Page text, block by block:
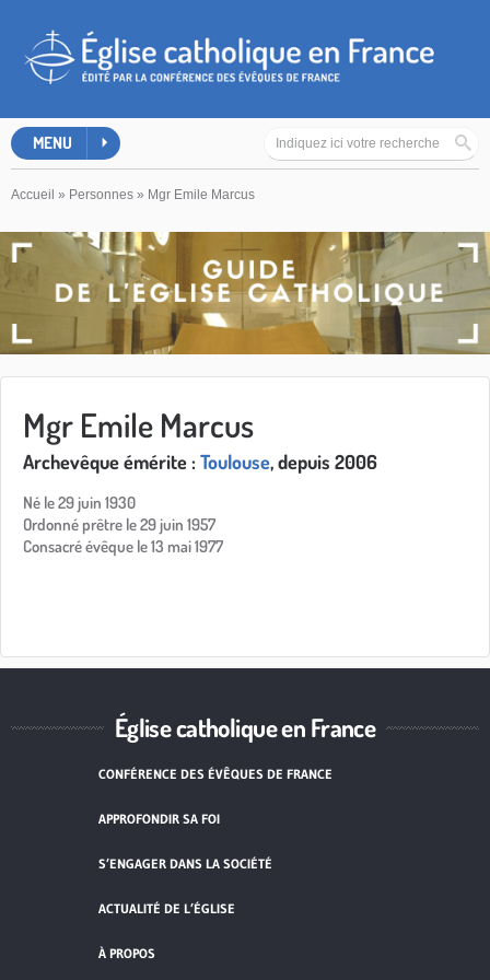
MENU
Accueil » Personnes » Mgr Emile Marcus
Mgr Emile Marcus
Archevêque émérite :Toulouse, depuis 2006
Né le 29 juin 1930
Ordonné prêtre le 29 juin 1957
Consacré évêque le 13 mai 1977
Église catholique en France
CONFÉRENCE DES ÉVÊQUES DE FRANCE
APPROFONDIR SA FOI
S’ENGAGER DANS LA SOCIÉTÉ
ACTUALITÉ DE L’ÉGLISE
À PROPOS